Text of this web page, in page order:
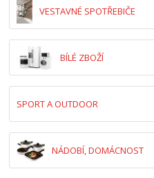
VESTAVNÉ SPOTŘEBIČE
BÍLÉ ZBOŽÍ
SPORT A OUTDOOR
NÁDOBÍ, DOMÁCNOST